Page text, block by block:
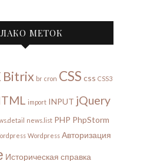
МЕТОК
Bitrix br cron CSS css CSS3
import INPUT jQuery
news.list PHP PhpStorm
Wordpress Авторизация
Историческая справка